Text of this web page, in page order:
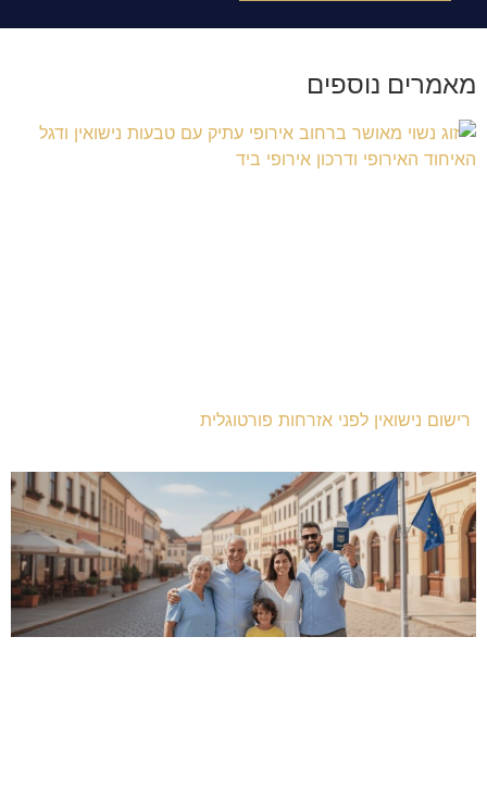
מאמרים נוספים
רישום נישואין לפני אזרחות פורטוגלית